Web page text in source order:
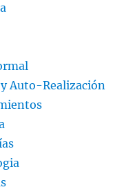
y Auto-Realización